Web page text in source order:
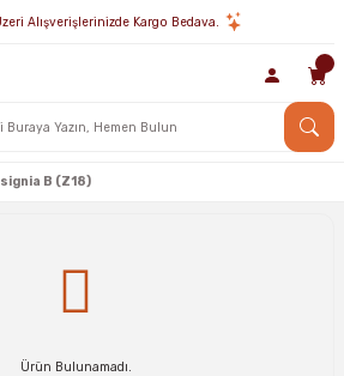
Alışverişlerinizde Kargo Bedava.
B (Z18)
Ürün Bulunamadı.